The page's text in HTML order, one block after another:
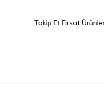
Takip Et Fırsat